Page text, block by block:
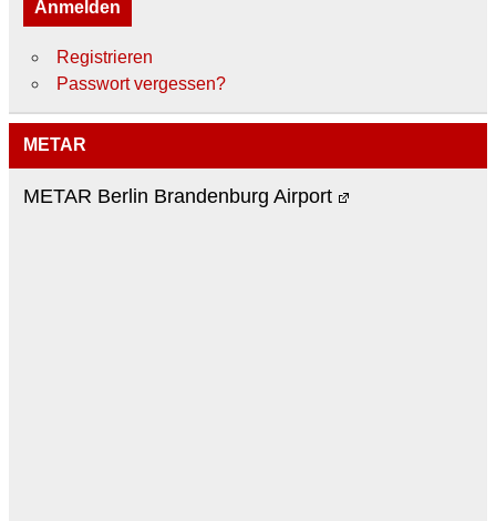
Anmelden
Registrieren
Passwort vergessen?
METAR
METAR Berlin Brandenburg Airport